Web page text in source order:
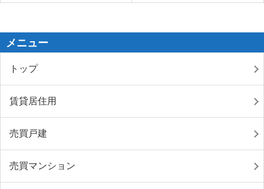
メニュー
トップ
賃貸居住用
売買戸建
売買マンション